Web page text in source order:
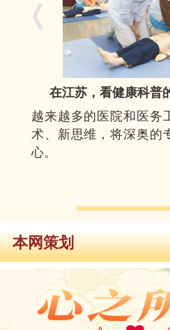
在江苏，看健康科普
越来越多的医院和医务
术、新思维，将深奥的
心。
本网策划